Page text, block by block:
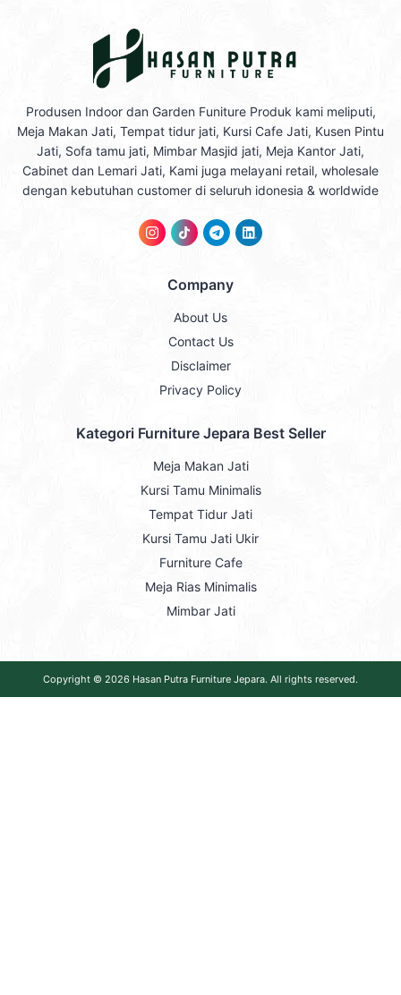
Produsen Indoor dan Garden Funiture Produk kami meliputi,
Meja Makan Jati, Tempat tidur jati, Kursi Cafe Jati, Kusen Pintu
Jati, Sofa tamu jati, Mimbar Masjid jati, Meja Kantor Jati,
Cabinet dan Lemari Jati, Kami juga melayani retail, wholesale
dengan kebutuhan customer di seluruh idonesia & worldwide
Company
About Us
Contact Us
Disclaimer
Privacy Policy
Kategori Furniture Jepara Best Seller
Meja Makan Jati
Kursi Tamu Minimalis
Tempat Tidur Jati
Kursi Tamu Jati Ukir
Furniture Cafe
Meja Rias Minimalis
Mimbar Jati
Copyright © 2026 Hasan Putra Furniture Jepara. All rights reserved.